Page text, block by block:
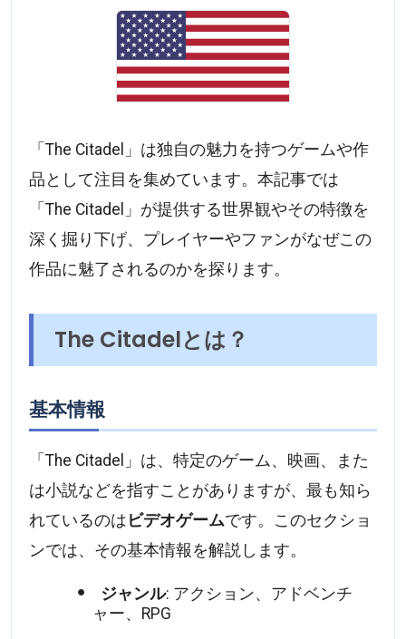
「The Citadel」は独自の魅力を持つゲームや作
品として注目を集めています。本記事では
「The Citadel」が提供する世界観やその特徴を
深く掘り下げ、プレイヤーやファンがなぜこの
作品に魅了されるのかを探ります。
The Citadelとは？
基本情報
「The Citadel」は、特定のゲーム、映画、また
は小説などを指すことがありますが、最も知ら
れているのは ビデオゲームです。このセクショ
ンでは、その基本情報を解説します。
ジャンル: アクション、アドベンチ
ャー、RPG